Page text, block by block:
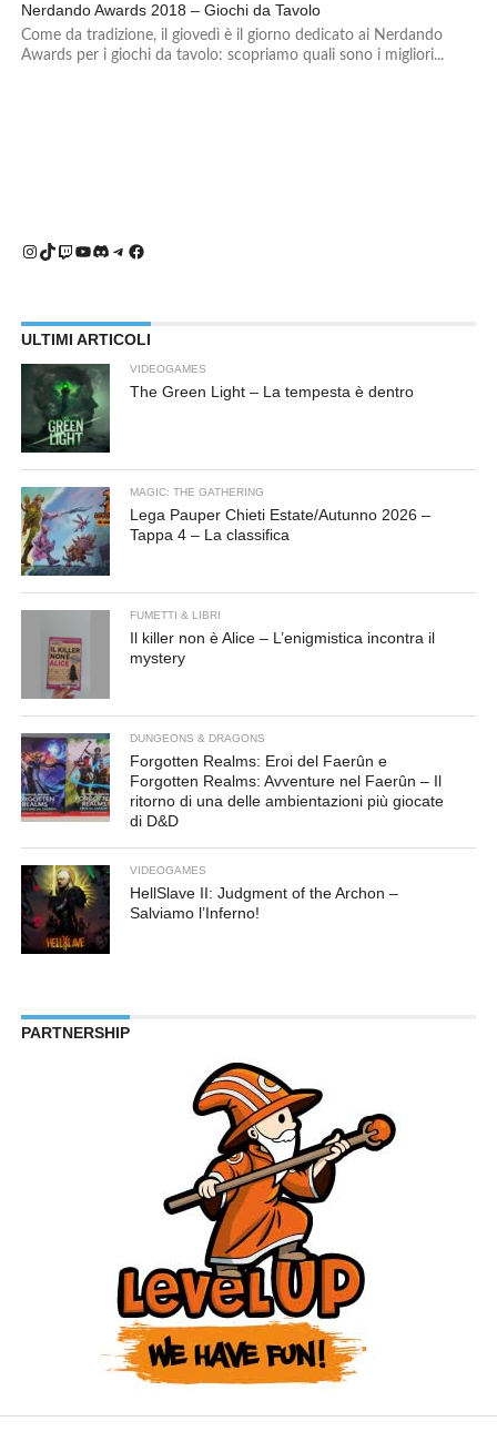
Nerdando Awards 2018 – Giochi da Tavolo
Come da tradizione, il giovedì è il giorno dedicato ai Nerdando
Awards per i giochi da tavolo: scopriamo quali sono i migliori...
Instagram
TikTok
Twitch
YouTube
Discord
Telegram
Facebook
ULTIMI ARTICOLI
VIDEOGAMES
The Green Light – La tempesta è dentro
MAGIC: THE GATHERING
Lega Pauper Chieti Estate/Autunno 2026 –
Tappa 4 – La classifica
FUMETTI & LIBRI
Il killer non è Alice – L’enigmistica incontra il
mystery
DUNGEONS & DRAGONS
Forgotten Realms: Eroi del Faerûn e
Forgotten Realms: Avventure nel Faerûn – Il
ritorno di una delle ambientazioni più giocate
di D&D
VIDEOGAMES
HellSlave II: Judgment of the Archon –
Salviamo l’Inferno!
PARTNERSHIP